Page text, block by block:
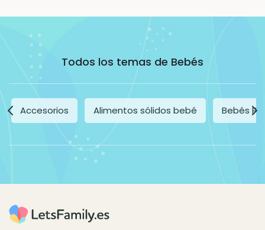
Todos los temas de Bebés
Accesorios Alimentos sólidos bebé Bebés